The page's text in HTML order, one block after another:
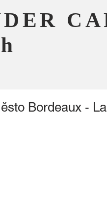
Bordeaux -